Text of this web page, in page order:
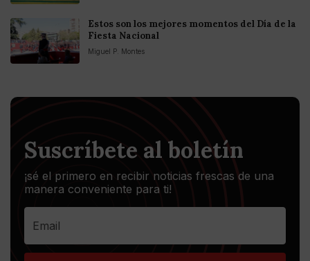
Estos son los mejores momentos del Día de la
Fiesta Nacional
Miguel P. Montes
Suscríbete al boletín
¡sé el primero en recibir noticias frescas de una
manera conveniente para ti!